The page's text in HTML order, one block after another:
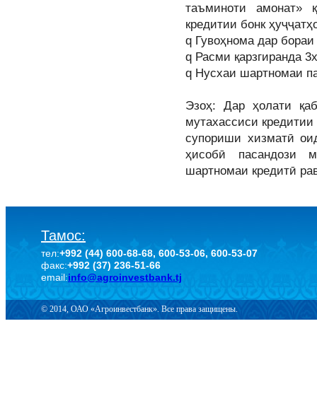
таъминоти амонат»
кредитии бонк
q Гувоҳнома дар
q Расми қарзгиранда
q Нусхаи шартномаи
Эзоҳ: Дар ҳолати
мутахассиси
супориши хизматӣ
ҳисобӣ пасандози
шартномаи кредитӣ
Тамос:
тел:+992 (44) 600-68-68, 600-53-06, 600-53-07
факс:+992 (37) 236-51-66
email:info@agroinvestbank.tj
© 2014, ОАО «Агроинвестбанк». Все права защищены.